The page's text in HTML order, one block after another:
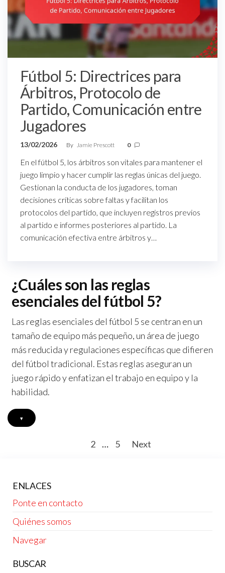
Fútbol 5: Directrices para
Árbitros, Protocolo de
Partido, Comunicación entre
Jugadores
13/02/2026 By Jamie Prescott 0
En el fútbol 5, los árbitros son vitales para mantener el
juego limpio y hacer cumplir las reglas únicas del juego.
Gestionan la conducta de los jugadores, toman
decisiones críticas sobre faltas y facilitan los
protocolos del partido, que incluyen registros previos
al partido e informes posteriores al partido. La
comunicación efectiva entre árbitros y…
¿Cuáles son las reglas
esenciales del fútbol 5?
Las reglas esenciales del fútbol 5 se centran en un
tamaño de equipo más pequeño, un área de juego
más reducida y regulaciones específicas que difieren
del fútbol tradicional. Estas reglas aseguran un
juego rápido y enfatizan el trabajo en equipo y la
habilidad.
▾
2 … 5 Next
ENLACES
Ponte en contacto
Quiénes somos
Navegar
BUSCAR